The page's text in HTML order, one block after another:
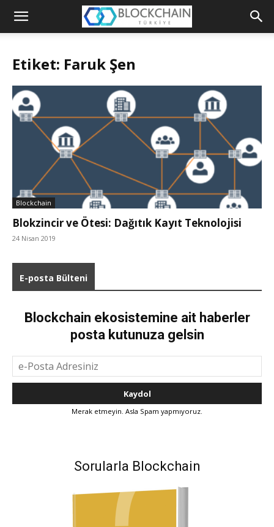
Blockchain
Etiket: Faruk Şen
Blockchain
Blokzincir ve Ötesi: Dağıtık Kayıt Teknolojisi
24 Nisan 2019
E-posta Bülteni
Blockchain ekosistemine ait haberler
posta kutunuza gelsin
Merak etmeyin. Asla Spam yapmıyoruz.
Sorularla Blockchain